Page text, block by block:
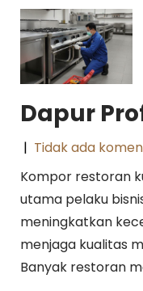
Dapur
| Tidak ada
Kompor restoran
utama pelaku
meningkatkan
menjaga kualitas
Banyak restoran